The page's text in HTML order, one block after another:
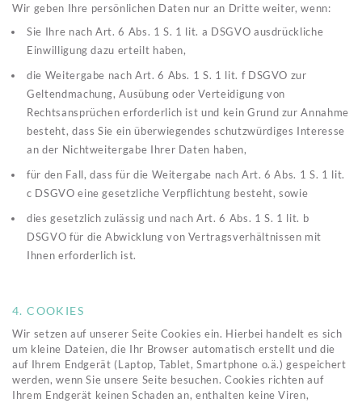
Wir geben Ihre persönlichen Daten nur an Dritte weiter, wenn:
Sie Ihre nach Art. 6 Abs. 1 S. 1 lit. a DSGVO ausdrückliche
Einwilligung dazu erteilt haben,
die Weitergabe nach Art. 6 Abs. 1 S. 1 lit. f DSGVO zur
Geltendmachung, Ausübung oder Verteidigung von
Rechtsansprüchen erforderlich ist und kein Grund zur Annahme
besteht, dass Sie ein überwiegendes schutzwürdiges Interesse
an der Nichtweitergabe Ihrer Daten haben,
für den Fall, dass für die Weitergabe nach Art. 6 Abs. 1 S. 1 lit.
c DSGVO eine gesetzliche Verpflichtung besteht, sowie
dies gesetzlich zulässig und nach Art. 6 Abs. 1 S. 1 lit. b
DSGVO für die Abwicklung von Vertragsverhältnissen mit
Ihnen erforderlich ist.
4. COOKIES
Wir setzen auf unserer Seite Cookies ein. Hierbei handelt es sich
um kleine Dateien, die Ihr Browser automatisch erstellt und die
auf Ihrem Endgerät (Laptop, Tablet, Smartphone o.ä.) gespeichert
werden, wenn Sie unsere Seite besuchen. Cookies richten auf
Ihrem Endgerät keinen Schaden an, enthalten keine Viren,